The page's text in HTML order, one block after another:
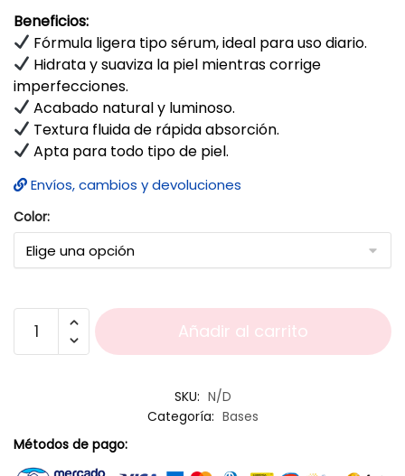
Beneficios:
Fórmula ligera tipo sérum, ideal para uso diario.
Hidrata y suaviza la piel mientras corrige
imperfecciones.
Acabado natural y luminoso.
Textura fluida de rápida absorción.
Apta para todo tipo de piel.
Envíos, cambios y devoluciones
Color:
Añadir al carrito
SKU: N/D
Categoría: Bases
Métodos de pago: